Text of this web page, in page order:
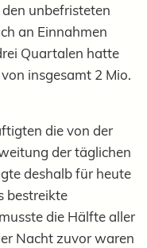
unbefristeten
an Einnahmen
Quartalen hatte
insgesamt 2 Mio.
die von der
der täglichen
deshalb für heute
bestreikte
die Hälfte aller
Nacht zuvor waren